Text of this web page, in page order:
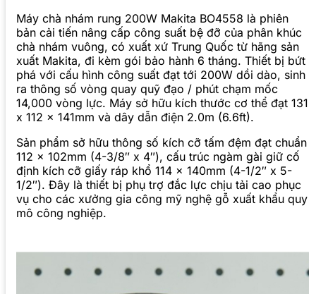
Máy chà nhám rung 200W Makita BO4558 là phiên
bản cải tiến nâng cấp công suất bệ đỡ của phân khúc
chà nhám vuông, có xuất xứ Trung Quốc từ hãng sản
xuất Makita, đi kèm gói bảo hành 6 tháng. Thiết bị bứt
phá với cấu hình công suất đạt tới 200W dồi dào, sinh
ra thông số vòng quay quỹ đạo / phút chạm mốc
14,000 vòng lực. Máy sở hữu kích thước cơ thể đạt 131
x 112 x 141mm và dây dẫn điện 2.0m (6.6ft).
Sản phẩm sở hữu thông số kích cỡ tấm đệm đạt chuẩn
112 x 102mm (4-3/8″ x 4″), cấu trúc ngàm gài giữ cố
định kích cỡ giấy ráp khổ 114 x 140mm (4-1/2″ x 5-
1/2″). Đây là thiết bị phụ trợ đắc lực chịu tải cao phục
vụ cho các xưởng gia công mỹ nghệ gỗ xuất khẩu quy
mô công nghiệp.